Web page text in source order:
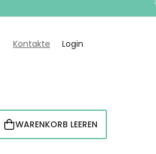
Kontakte Login
WARENKORB
WARENKORB LEEREN